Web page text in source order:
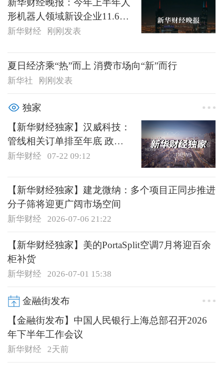
新华财经晚报：今年上半年人
形机器人领域新设企业11.6万
户
新华财经 刚刚发表
夏日经济乘“热”而上 消费市场向“新”而行
新华社 刚刚发表
独家
【新华财经独家】汉威科技：
管线相关订单排至年底 政策
红利仍处于释放期
新华财经 07-22 09:12
【新华财经独家】建龙微纳：多个项目正同步推进
分子筛将迎更广阔市场空间
新华财经 2026-07-06 21:22
【新华财经独家】美的PortaSplit空调7月将迎百余
柜补货
新华财经 2026-07-01 15:38
金融街发布
【金融街发布】中国人民银行上海总部召开2026
年下半年工作会议
新华财经 2天前